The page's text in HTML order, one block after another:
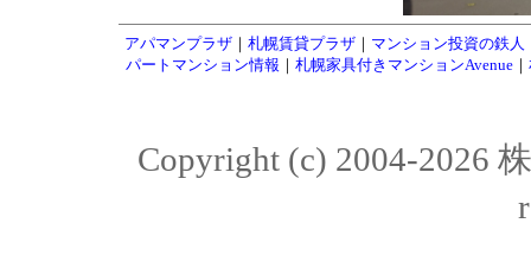
アパマンプラザ ｜ 札幌賃貸プラザ ｜ マンション投資の鉄人
パートマンション情報 ｜ 札幌家具付きマンションAvenue｜
Copyright (c) 2004-2026